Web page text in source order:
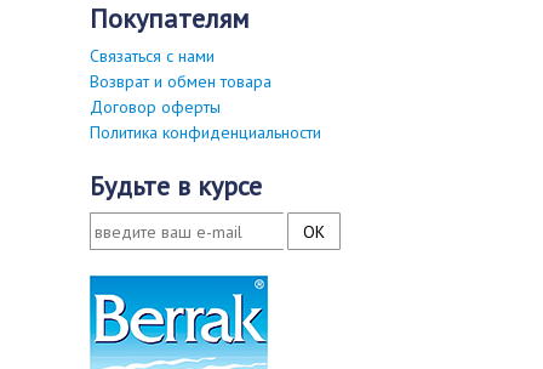
покупателям
Связаться с нами
Возврат и обмен товара
Договор оферты
Политика конфиденциальности
будьте в курсе